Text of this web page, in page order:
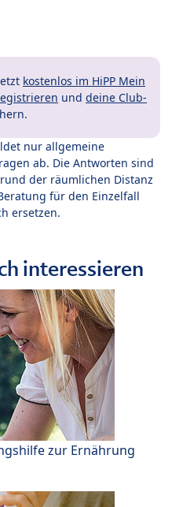
kostenlos im HiPP Mein
und deine Club-
nur allgemeine
ab. Die Antworten sind
der räumlichen Distanz
für den Einzelfall
ersetzen.
interessieren
zur Ernährung